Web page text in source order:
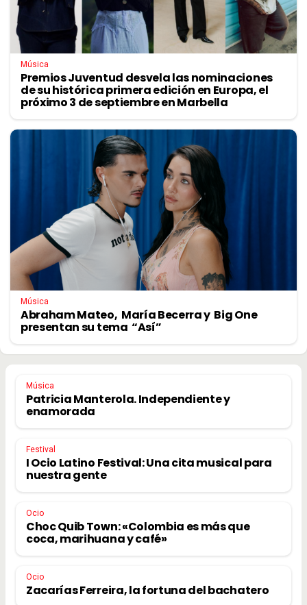
Música
Premios Juventud desvela las nominaciones
de su histórica primera edición en Europa, el
próximo 3 de septiembre en Marbella
Música
Abraham Mateo, María Becerra y Big One
presentan su tema “Así”
Música
Patricia Manterola. Independiente y
enamorada
Festival
I Ocio Latino Festival: Una cita musical para
nuestra gente
Ocio
Choc Quib Town: «Colombia es más que
coca, marihuana y café»
Ocio
Zacarías Ferreira, la fortuna del bachatero